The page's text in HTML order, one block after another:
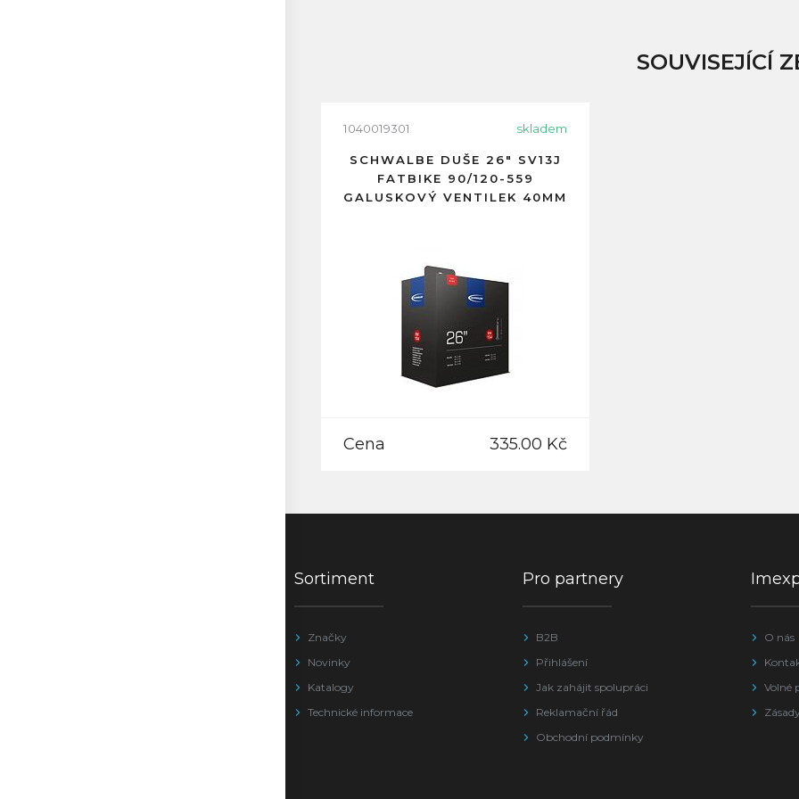
SOUVISEJÍCÍ
1040019301 skladem
SCHWALBE DUŠE 26" SV13J
FATBIKE 90/120-559
GALUSKOVÝ VENTILEK 40MM
Cena 335.00 Kč
Sortiment
Značky
Novinky
Katalogy
Technické informace
Pro partnery
B2B
Přihlášení
Jak zahájit spolupráci
Reklamační řád
Obchodní podmínky
O nás
Volné